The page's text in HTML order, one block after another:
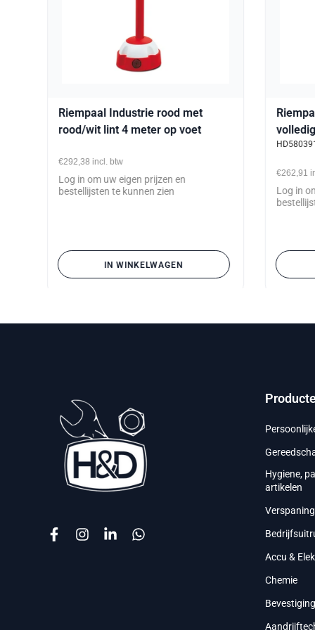
Riempaal Industrie rood met
rood/wit lint 4 meter op voet
€292,38 incl. btw
Log in om uw eigen prijzen en
bestellijsten te kunnen zien
IN WINKELWAGEN
€262,91
Log in
Hygiene,
artikelen
Verspaning
Accu &
Chemie